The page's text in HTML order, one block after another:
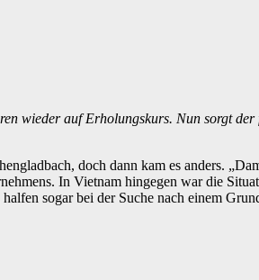
wieder auf Erholungskurs. Nun sorgt
doch dann kam es anders.
In Vietnam hingegen war die
sogar bei der Suche nach einem